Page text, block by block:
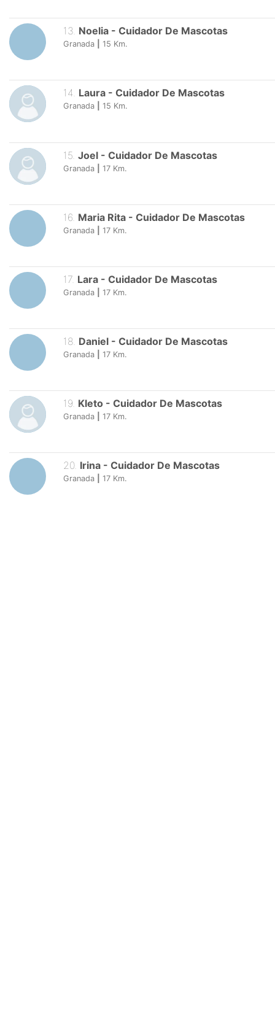
13. Noelia - Cuidador De Mascotas
Granada 15 Km.
14. Laura - Cuidador De Mascotas
Granada 15 Km.
15 Joel - Cuidador De Mascotas
Granada 17 Km.
16 Maria Rita - Cuidador De Mascotas
Granada 17 Km.
17. Lara - Cuidador De Mascotas
Granada 17 Km.
18. Daniel - Cuidador De Mascotas
Granada 17 Km.
19. Kleto - Cuidador De Mascotas
Granada 17 Km.
20. Irina - Cuidador De Mascotas
Granada 17 Km.